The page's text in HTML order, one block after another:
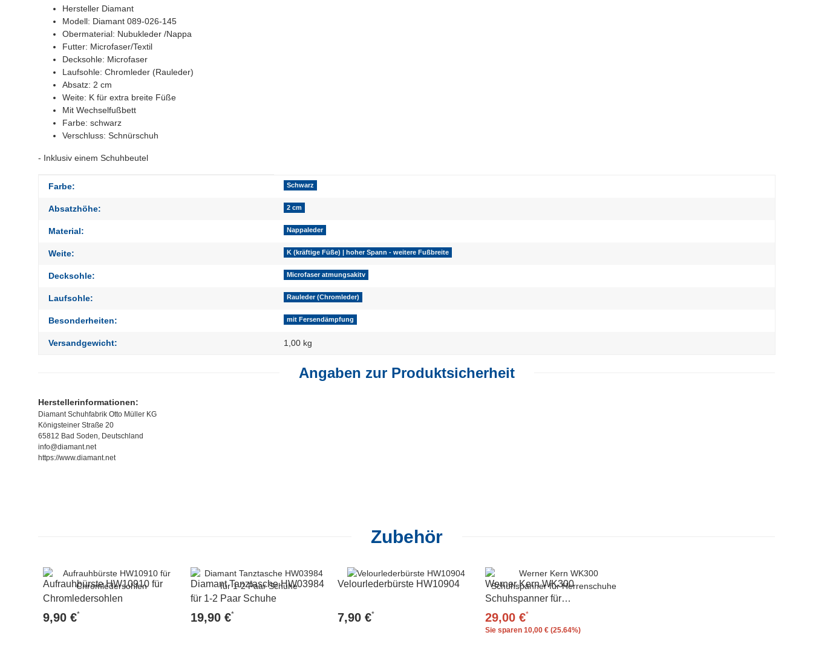
Hersteller Diamant
Modell: Diamant 089-026-145
Obermaterial: Nubukleder /Nappa
Futter: Microfaser/Textil
Decksohle: Microfaser
Laufsohle: Chromleder (Rauleder)
Absatz: 2 cm
Weite: K für extra breite Füße
Mit Wechselfußbett
Farbe: schwarz
Verschluss: Schnürschuh
- Inklusiv einem Schuhbeutel
Produkteigenschaft
Wert
Farbe: Schwarz
Absatzhöhe: 2 cm
Material: Nappaleder
Weite: K (kräftige Füße) | hoher Spann - weitere Fußbreite
Decksohle: Microfaser atmungsakitv
Laufsohle: Rauleder (Chromleder)
Besonderheiten: mit Fersendämpfung
Versandgewicht: 1,00 kg
Angaben zur Produktsicherheit
Herstellerinformationen:
Diamant Schuhfabrik Otto Müller KG
Königsteiner Straße 20
65812 Bad Soden, Deutschland
info@diamant.net
https://www.diamant.net
Zubehör
Aufrauhbürste HW10910 für
Chromledersohlen
9,90 €*
Diamant Tanztasche HW03984
für 1-2 Paar Schuhe
19,90 €*
Velourlederbürste HW10904
7,90 €*
Werner Kern WK300
Schuhspanner für
Herrenschuhe
29,00 €*
Sie sparen 10,00 € (25.64%)